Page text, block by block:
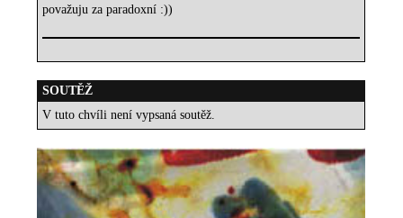
považuju za paradoxní :))
SOUTĚŽ
V tuto chvíli není vypsaná soutěž.